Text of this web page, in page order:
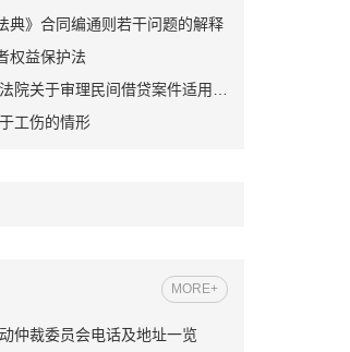
典》合同编通则若干问题的解释
权益保护法
工伤的情形
MORE+
仲裁委员会电话及地址一览